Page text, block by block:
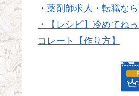
・ 薬剤師求人・転職な
・【レシピ】冷めてね
コレート【作り方】